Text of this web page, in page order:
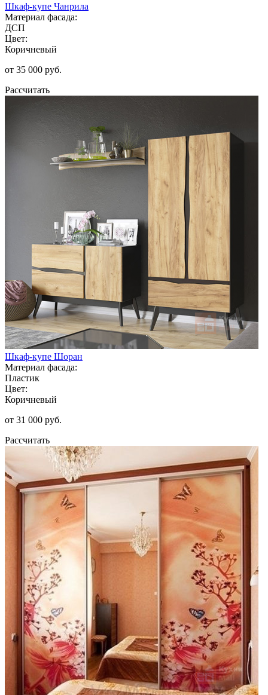
Шкаф-купе Чанрила
Материал фасада:
ДСП
Цвет:
Коричневый
от 35 000 руб.
Рассчитать
Шкаф-купе Шоран
Материал фасада:
Пластик
Цвет:
Коричневый
от 31 000 руб.
Рассчитать